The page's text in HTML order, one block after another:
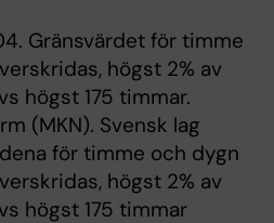
Gränsvärdet för timme
högst 2% av
högst 175 timmar.
(MKN). Svensk lag
för timme och dygn
högst 2% av
högst 175 timmar